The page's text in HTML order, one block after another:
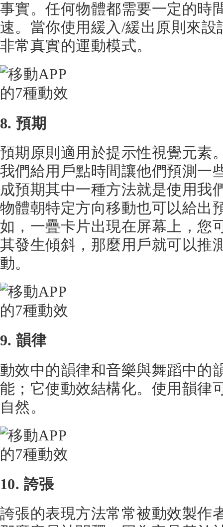
事實。任何物體都需要一定的時
速。當你使用緩入/緩出原則來
非常真實的運動模式。
8. 預期
預期原則適用於提示性視覺元素
我們給用戶點時間讓他們預測一
成預期其中一種方法就是使用我
物體朝特定方向移動也可以給出
如，一疊卡片出現在屏幕上，您
其發生傾斜，那麼用戶就可以推
動。
9. 韻律
動效中的韻律和音樂與舞蹈中的
能；它使動效結構化。使用韻律
自然。
10. 誇張
誇張的表現方法常常被動效製作